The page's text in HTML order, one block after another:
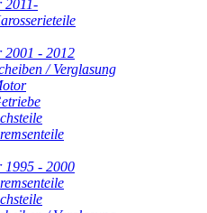
2011-
2001 - 2012
/ Verglasung
1995 - 2000